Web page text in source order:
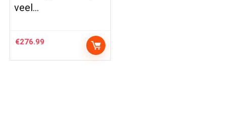
veel…
€276.99